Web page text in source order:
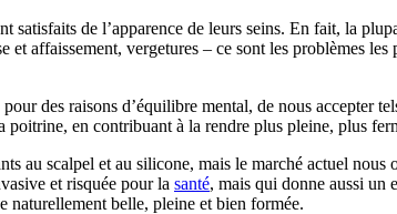
satisfaits de l’apparence de leurs seins. En fait, la
affaissement, vergetures – ce sont les problèmes
des raisons d’équilibre mental, de nous accepter
poitrine, en contribuant à la rendre plus pleine, plus
au scalpel et au silicone, mais le marché actuel
et risquée pour la santé, mais qui donne aussi un
naturellement belle, pleine et bien formée.